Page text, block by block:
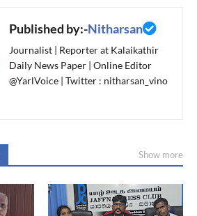
Published by:-Nitharsan
Journalist | Reporter at Kalaikathir
Daily News Paper | Online Editor
@YarlVoice | Twitter : nitharsan_vino
Show more